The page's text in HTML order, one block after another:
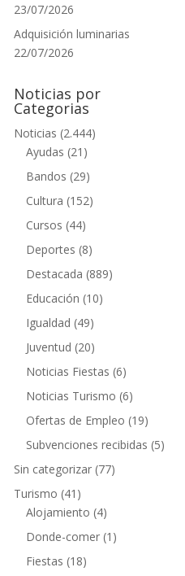
23/07/2026
Adquisición luminarias
22/07/2026
Noticias por
Categorias
Noticias (2.444)
Ayudas (21)
Bandos (29)
Cultura (152)
Cursos (44)
Deportes (8)
Destacada (889)
Educación (10)
Igualdad (49)
Juventud (20)
Noticias Fiestas (6)
Noticias Turismo (6)
Ofertas de Empleo (19)
Subvenciones recibidas (5)
Sin categorizar (77)
Turismo (41)
Alojamiento (4)
Donde-comer (1)
Fiestas (18)